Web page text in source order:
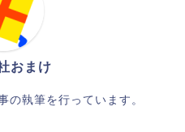
おまけ
の執筆を行っています。